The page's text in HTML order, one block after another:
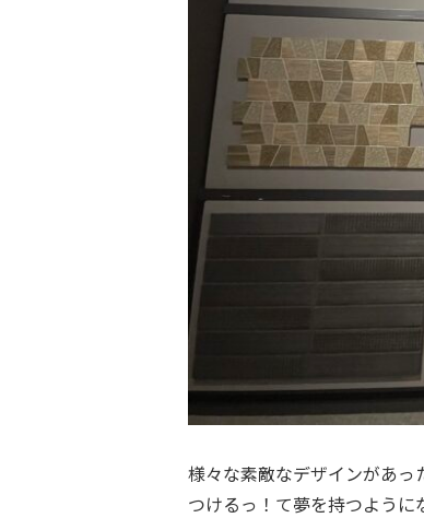
様々な素敵なデザインがあ
つけるっ！て夢を持つよう